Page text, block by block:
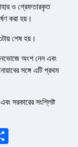
ও গ্রেফতারকৃত
করা হয়।
শেষ হয়।
অংশ নেন এবং
সঙ্গে এটি প্রথম
সরকারের সংশ্লিষ্ট